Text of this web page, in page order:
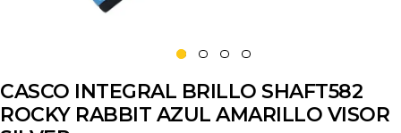
CASCO INTEGRAL BRILLO SHAFT582
ROCKY RABBIT AZUL AMARILLO VISOR